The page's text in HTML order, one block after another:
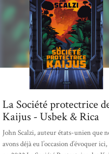
La Société protectrice
Kaijus - Usbek & Rica
John Scalzi, auteur états-unien que
avons déjà eu l’occasion d’évoquer